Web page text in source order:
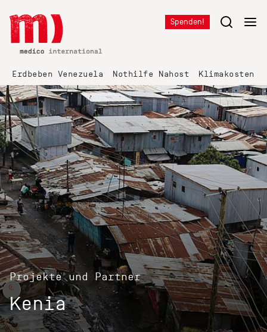
Spenden!
Erdbeben Venezuela Nothilfe Nahost Klimakosten
Projekte und Partner
Kenia